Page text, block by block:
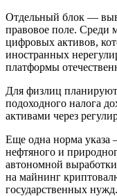
Отдельный блок —
правовое поле. Среди
цифровых активов,
иностранных
платформы
Для физлиц
подоходного налога
активами через
Еще одна норма указа
нефтяного и
автономной
на майнинг
государственных нужд.